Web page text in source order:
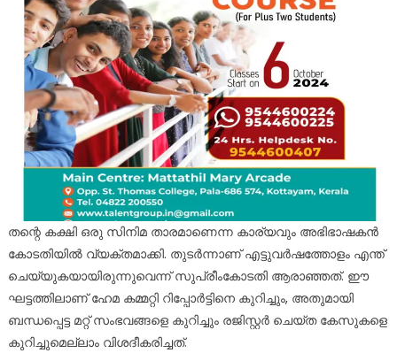
തന്റെ കക്ഷി ഒരു സിനിമ താരമാണെന്ന കാര്യവും അഭിഭാഷകന്‍
കോടതിയില്‍ വ്യക്തമാക്കി. തുടര്‍ന്നാണ് എട്ടുവര്‍ഷത്തോളം എന്ത്
ചെയ്യുകയായിരുന്നുവെന്ന് സുപ്രീംകോടതി ആരാഞ്ഞത്. ഈ
ഘട്ടത്തിലാണ് ഹേമ കമ്മറ്റി റിപ്പോര്‍ട്ടിനെ കുറിച്ചും, അതുമായി
ബന്ധപ്പെട്ട മറ്റ് സംഭവങ്ങളെ കുറിച്ചും രജിസ്റ്റര്‍ ചെയ്ത കേസുകളെ
കുറിച്ചുമെല്ലാം വിശദീകരിച്ചത്.